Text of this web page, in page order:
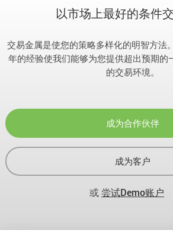
以市场上最好的条件
交易金属是使您的策略多样化的明智方法
年的经验使我们能够为您提供超出预期的
的交易环境。
成为合作伙伴
成为客户
或尝试Demo账户